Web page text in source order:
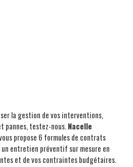
la gestion de vos interventions,
pannes, testez-nous.Nacelle
propose 6 formules de contrats
un entretien préventif sur mesure en
et de vos contraintes budgétaires.